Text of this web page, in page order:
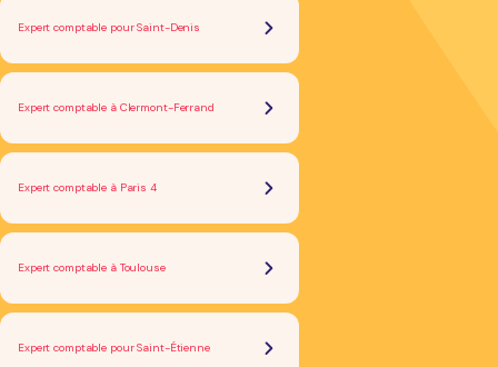
Expert comptable pour Saint-Denis
Expert comptable à Clermont-Ferrand
Expert comptable à Paris 4
Expert comptable à Toulouse
Expert comptable pour Saint-Étienne